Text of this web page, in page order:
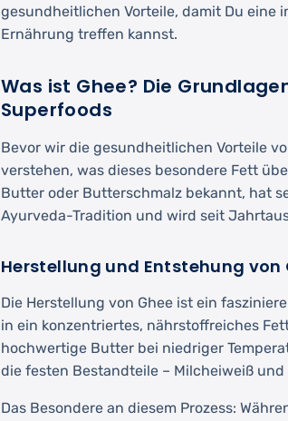
gesundheitlichen Vorteile, damit Du eine
Ernährung treffen kannst.
Was ist Ghee? Die
Superfoods
Bevor wir die gesundheitlichen Vorteile
verstehen, was dieses besondere Fett
Butter oder Butterschmalz bekannt, hat
Ayurveda-Tradition und wird seit
Herstellung und Entstehung von
Die Herstellung von Ghee ist ein
in ein konzentriertes, nährstoffreiches
hochwertige Butter bei niedriger
die festen Bestandteile – Milcheiweiß
Das Besondere an diesem Prozess: